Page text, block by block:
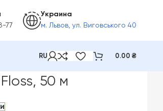
77
Украина
м. Львов, ул. Виговського 40
RU 0.00 ₴
50 м